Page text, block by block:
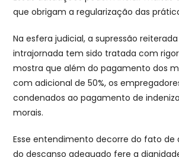
que obrigam a regularização das
Na esfera judicial, a supressão
intrajornada tem sido tratada com
mostra que além do pagamento dos
com adicional de 50%, os
condenados ao pagamento de
morais.
Esse entendimento decorre do fato de
do descanso adequado fere a